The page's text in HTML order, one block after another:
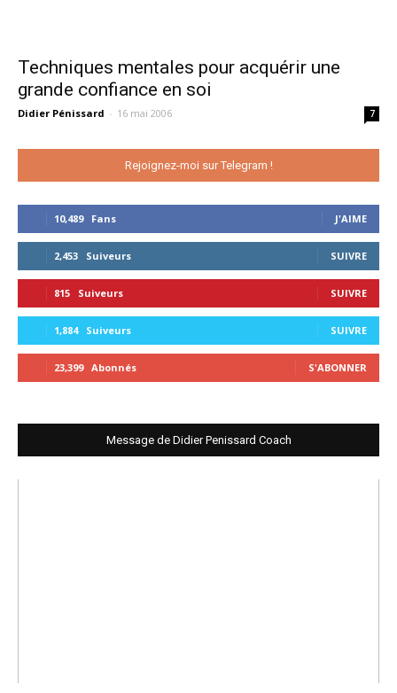
Techniques mentales pour acquérir une
grande confiance en soi
Didier Pénissard - 16 mai 2006 7
Rejoignez-moi sur Telegram !
10,489 Fans J'AIME
2,453 Suiveurs SUIVRE
815 Suiveurs SUIVRE
1,884 Suiveurs SUIVRE
23,399 Abonnés S'ABONNER
Message de Didier Penissard Coach